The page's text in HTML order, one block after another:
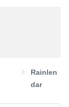
Rainlen
dar